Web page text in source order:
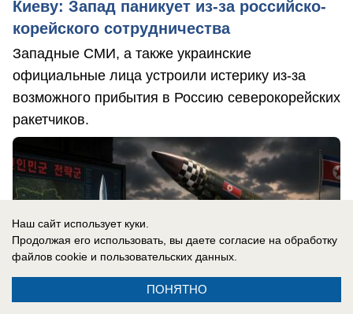
Киеву: Запад паникует из-за российско-
корейского сотрудничества
Западные СМИ, а также украинские
официальные лица устроили истерику из-за
возможного прибытия в Россию северокорейских
ракетчиков.
Наш сайт использует куки.
Продолжая его использовать, вы даете согласие на обработку
файлов cookie и пользовательских данных.
ПОНЯТНО